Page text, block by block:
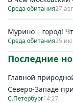
Среда обитания27
Мурино – город!
Среда обитания25
Последние
Главной
Северо-Западе
С.Петербург14:27